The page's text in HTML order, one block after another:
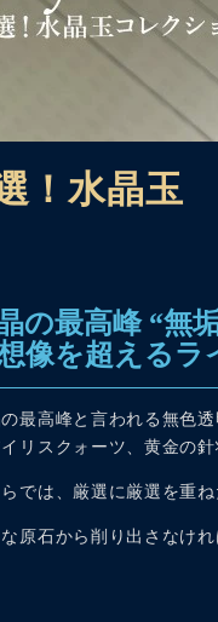
！水晶玉
の最高峰 “無
像を超えるラ
最高峰と言われる無色
リスクォーツ、黄金の
では、厳選に厳選を重
原石から削り出さなけ